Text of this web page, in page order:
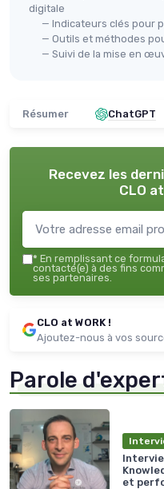
digitale
— Indicateurs clés pour
— Outils et méthodes
— Suivi de la mise en
Résumer ChatGPT
Recevez les
CLO
* En remplissant ce
contacté(e) à des fins
ses partenaires.
CLO at WORK !
Ajoutez-nous à vos
Parole
et